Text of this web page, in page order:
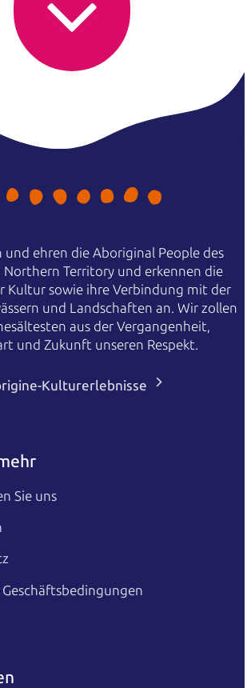
ehren die Aboriginal People des
Northern Territory und erkennen die
Kultur sowie ihre Verbindung mit der
und Landschaften an. Wir zollen
aus der Vergangenheit,
und Zukunft unseren Respekt.
Kulturerlebnisse
Sie uns